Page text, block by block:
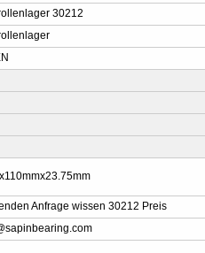
30212
Anfrage wissen 30212 Preis